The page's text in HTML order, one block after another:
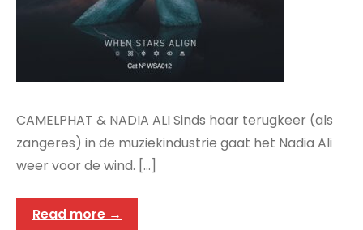
CAMELPHAT & NADIA ALI Sinds haar terugkeer (als
zangeres) in de muziekindustrie gaat het Nadia Ali
weer voor de wind. […]
Read more →